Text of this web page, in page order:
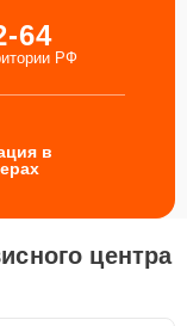
64
РФ
в
центра